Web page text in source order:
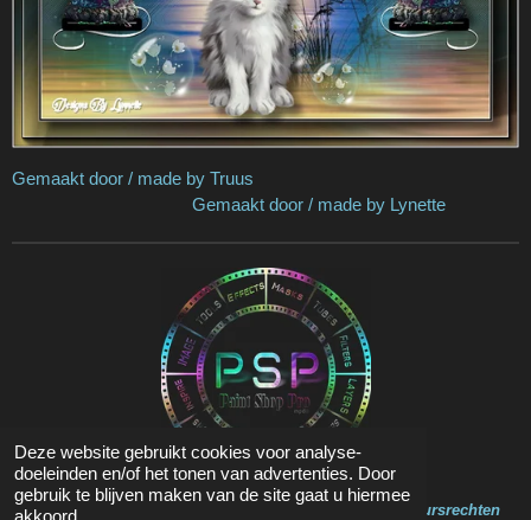
Deze website gebruikt cookies voor analyse-
doeleinden en/of het tonen van advertenties. Door
gebruik te blijven maken van de site gaat u hiermee
akkoord.
Gemaakt door / made by Truus
Gemaakt door / made by Lynette
Op de inhoud van deze website zit Copyright en Auteursrechten